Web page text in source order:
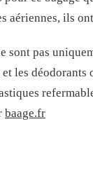
aériennes, ils
sont pas
les déodorants
baage.fr